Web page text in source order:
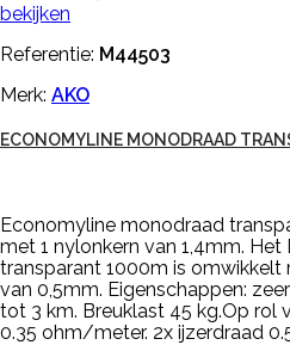
bekijken
Referentie: M44503
Merk: AKO
ECONOMYLINE MONODRAAD
Economyline monodraad
met 1 nylonkern van 1,4mm.
transparant 1000m is omwikkelt
van 0,5mm. Eigenschappen:
tot 3 km. Breuklast 45 kg.Op rol
0.35 ohm/meter. 2x ijzerdraad